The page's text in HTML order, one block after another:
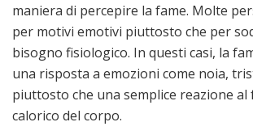
maniera di percepire la fame. Molte
per motivi emotivi piuttosto che per
bisogno fisiologico. In questi casi, la
una risposta a emozioni come noia,
piuttosto che una semplice reazione
calorico del corpo.